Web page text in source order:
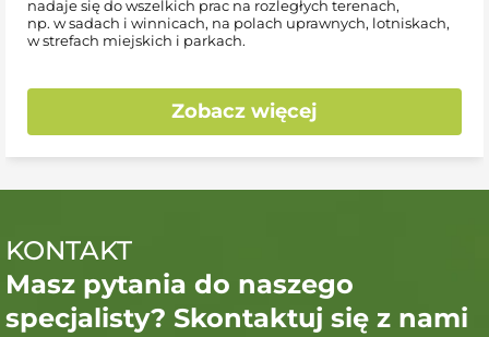
nadaje się do wszelkich prac na rozległych terenach,
np. w sadach i winnicach, na polach uprawnych, lotniskach,
w strefach miejskich i parkach.
Zobacz więcej
KONTAKT
Masz pytania do naszego
specjalisty? Skontaktuj się z nami